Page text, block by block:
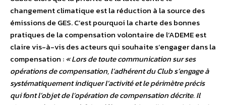
changement climatique est la réduction à la source des
émissions de GES. C’est pourquoi la charte des bonnes
pratiques de la compensation volontaire de l’ADEME est
claire vis-à-vis des acteurs qui souhaite s’engager dans la
compensation :« Lors de toute communication sur ses
opérations de compensation, l’adhérent du Club s’engage à
systématiquement indiquer l’activité et le périmètre précis
qui font l’objet de l’opération de compensation décrite. Il